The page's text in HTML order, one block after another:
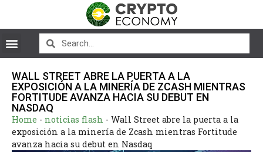
WALL STREET ABRE LA PUERTA A LA
EXPOSICIÓN A LA MINERÍA DE ZCASH MIENTRAS
FORTITUDE AVANZA HACIA SU DEBUT EN
NASDAQ
Home - noticias flash - Wall Street abre la puerta a la
exposición a la minería de Zcash mientras Fortitude
avanza hacia su debut en Nasdaq